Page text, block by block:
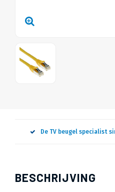
De TV beugel specialist
BESCHRIJVING